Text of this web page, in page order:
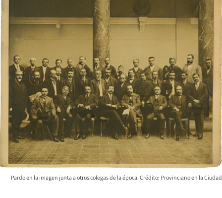
Pardo en la imagen junta a otros colegas de la época. Crédito: Provinciano en la Ciudad